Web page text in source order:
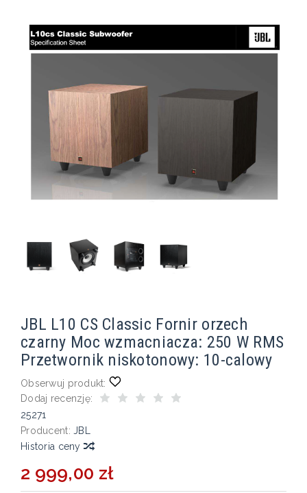
JBL L10 CS Classic Fornir orzech
czarny Moc wzmacniacza: 250 W RMS
Przetwornik niskotonowy: 10-calowy
Obserwuj produkt:
Dodaj recenzję:
25271
Producent: JBL
Historia ceny
2 999,00 zł